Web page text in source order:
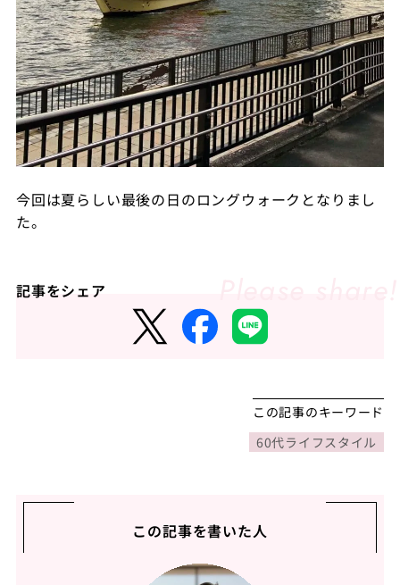
今回は夏らしい最後の日のロングウォークとなりまし
た。
記事をシェア
この記事のキーワード
60代ライフスタイル
この記事を書いた人